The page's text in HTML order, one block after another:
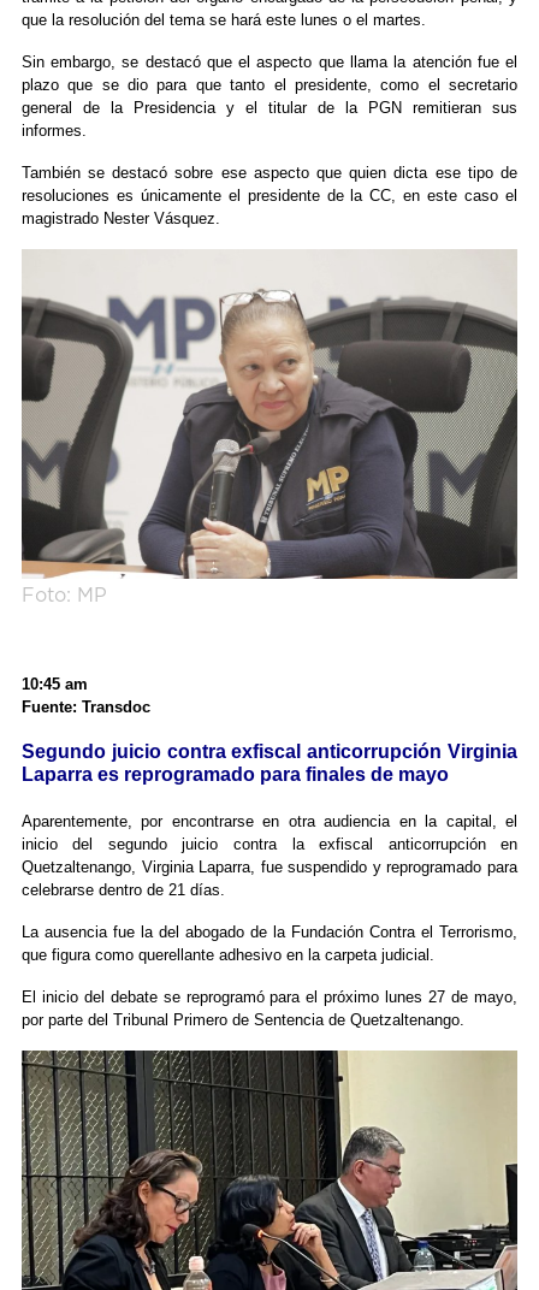
que la resolución del tema se hará este lunes o el martes.
Sin embargo, se destacó que el aspecto que llama la atención fue el
plazo que se dio para que tanto el presidente, como el secretario
general de la Presidencia y el titular de la PGN remitieran sus
informes.
También se destacó sobre ese aspecto que quien dicta ese tipo de
resoluciones es únicamente el presidente de la CC, en este caso el
magistrado Nester Vásquez.
Foto: MP
10:45 am
Fuente: Transdoc
Segundo juicio contra exfiscal anticorrupción Virginia
Laparra es reprogramado para finales de mayo
Aparentemente, por encontrarse en otra audiencia en la capital, el
inicio del segundo juicio contra la exfiscal anticorrupción en
Quetzaltenango, Virginia Laparra, fue suspendido y reprogramado para
celebrarse dentro de 21 días.
La ausencia fue la del abogado de la Fundación Contra el Terrorismo,
que figura como querellante adhesivo en la carpeta judicial.
El inicio del debate se reprogramó para el próximo lunes 27 de mayo,
por parte del Tribunal Primero de Sentencia de Quetzaltenango.